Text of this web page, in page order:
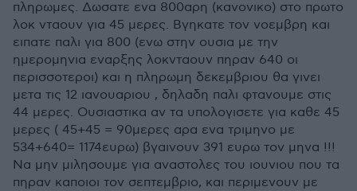
πληρωμες. Δωσατε ενα 800αρη (κανονικο) στο πρωτο
λοκ νταουν για 45 μερες. Βγηκατε τον νοεμβρη και
ειπατε παλι για 800 (ενω στην ουσια με την
ημερομηνια εναρξης λοκνταουν πηραν 640 οι
περισσοτεροι) και η πληρωμη δεκεμβριου θα γινει
μετα τις 12 ιανουαριου , δηλαδη παλι φτανουμε στις
44 μερες. Ουσιαστικα αν τα υπολογισετε για καθε 45
μερες ( 45+45 = 90μερες αρα ενα τριμηνο με
534+640= 1174ευρω) βγαινουν 391 ευρω τον μηνα !!!
Να μην μιλησουμε για αναστολες του ιουνιου που τα
πηραν καποιοι τον σεπτεμβριο, και περιμενουν με